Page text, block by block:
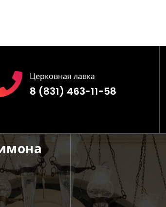
Церковная лавка
8 (831) 463-11-58